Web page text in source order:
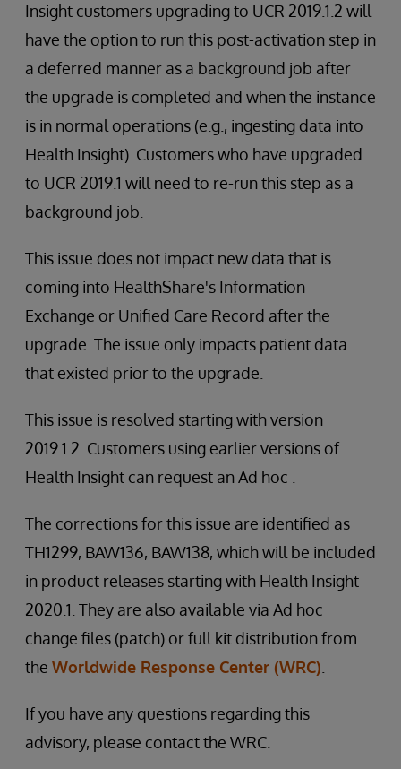
Insight customers upgrading to UCR 2019.1.2 will
have the option to run this post-activation step in
a deferred manner as a background job after
the upgrade is completed and when the instance
is in normal operations (e.g., ingesting data into
Health Insight). Customers who have upgraded
to UCR 2019.1 will need to re-run this step as a
background job.
This issue does not impact new data that is
coming into HealthShare's Information
Exchange or Unified Care Record after the
upgrade. The issue only impacts patient data
that existed prior to the upgrade.
This issue is resolved starting with version
2019.1.2. Customers using earlier versions of
Health Insight can request an Ad hoc .
The corrections for this issue are identified as
TH1299, BAW136, BAW138, which will be included
in product releases starting with Health Insight
2020.1. They are also available via Ad hoc
change files (patch) or full kit distribution from
the Worldwide Response Center (WRC)
If you have any questions regarding this
advisory, please contact the WRC.